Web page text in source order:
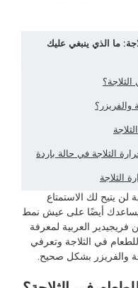
ما الذي ينبغي عليك
والفريزر؟
الثلاجة في حالة باردة
الثلاجة
لن يتيح لك الاستمتاع
أيضًا على عيش نمط
فريجيدير العربية لمعرفة
في الثلاجة وتعرفي
والفريزر بشكل صحيح.